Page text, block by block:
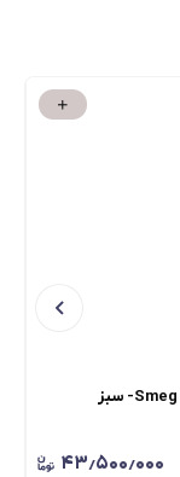
۴۳٫۵۰۰٫۰۰۰